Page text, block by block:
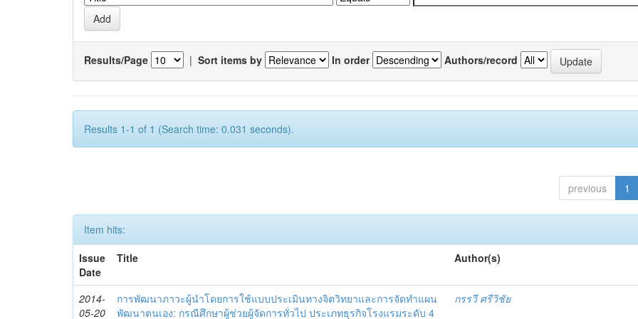
Results/Page | Sort items by In order Authors/record
Results 1-1 of 1 (Search time: 0.031 seconds).
previous 1
Item hits:
Issue
Date
Title Author(s)
2014-
05-20
การพัฒนาภาวะผู้นำโดยการใช้แบบประเมินทางจิตวิทยาและการจัดทำแผน
พัฒนาตนเอง: กรณีศึกษาผู้ช่วยผู้จัดการทั่วไป ประเภทธุรกิจโรงแรมระดับ 4
กรรวี ศรีวิชัย